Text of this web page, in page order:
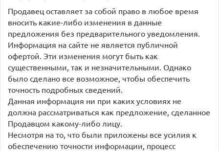
Продавец оставляет за собой право в любое время
вносить какие-либо изменения в данные
предложения без предварительного уведомления.
Информация на сайте не является публичной
офертой. Эти изменения могут быть как
существенными, так и незначительными. Однако
было сделано все возможное, чтобы обеспечить
точность подробных сведений.
Данная информация ни при каких условиях не
должна рассматриваться как предложение, сделанное
Продавцом какому-либо лицу.
Несмотря на то, что были приложены все усилия к
обеспечению точности информации, процесс